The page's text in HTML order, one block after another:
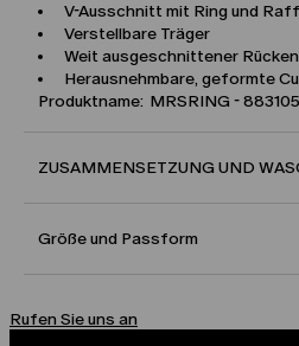
V-Ausschnitt mit Ring und
Verstellbare Träger
Weit ausgeschnittener Rücken
Herausnehmbare, geformte
Produktname: MRSRING -
ZUSAMMENSETZUNG UND
Größe und Passform
Rufen Sie uns an